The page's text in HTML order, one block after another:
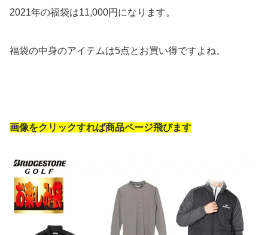
2021年の福袋は11,000円になります。
福袋の中身のアイテムは5点とお買い得ですよね。
画像をクリックすれば商品ページ飛びます